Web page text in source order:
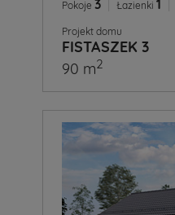
Pokoje 3 Łazienki 1
Projekt domu
FISTASZEK 3
90 m2